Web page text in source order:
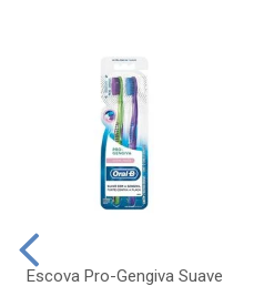
Escova Pro-Gengiva Suave